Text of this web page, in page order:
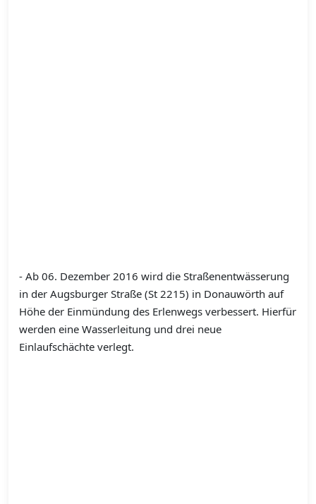
- Ab 06. Dezember 2016 wird die Straßenentwässerung
in der Augsburger Straße (St 2215) in Donauwörth auf
Höhe der Einmündung des Erlenwegs verbessert. Hierfür
werden eine Wasserleitung und drei neue
Einlaufschächte verlegt.